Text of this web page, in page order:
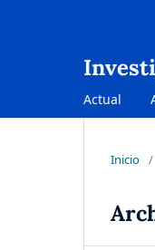
Actual
Inicio /